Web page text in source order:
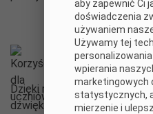
Korzyści dla
Dzięki realizacji projektu
dźwięki to: ruch, rytm,
aby zapewnić Ci
doświadczenia
używaniem
Używamy tej
wpierania
marketingowych
statystycznych,
mierzenie i